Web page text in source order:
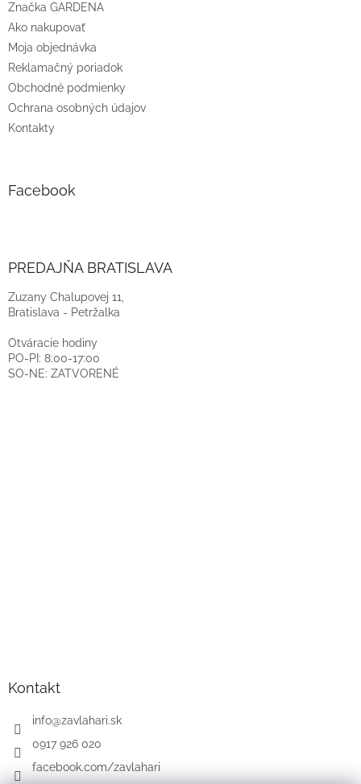
Značka GARDENA
Ako nakupovať
Moja objednávka
Reklamačný poriadok
Obchodné podmienky
Ochrana osobných údajov
Kontakty
Facebook
PREDAJŇA BRATISLAVA
Zuzany Chalupovej 11,
Bratislava - Petržalka
Otváracie hodiny
PO-PI: 8:00-17:00
SO-NE: ZATVORENÉ
Kontakt
info@zavlahari.sk
0917 926 020
facebook.com/zavlahari